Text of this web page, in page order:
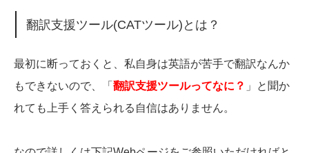
翻訳支援ツール(CATツール)とは？
最初に断っておくと、私自身は英語が苦手で翻訳なんか
もできないので、「 翻訳支援ツールってなに？ 」と聞か
れても上手く答えられる自信はありません。